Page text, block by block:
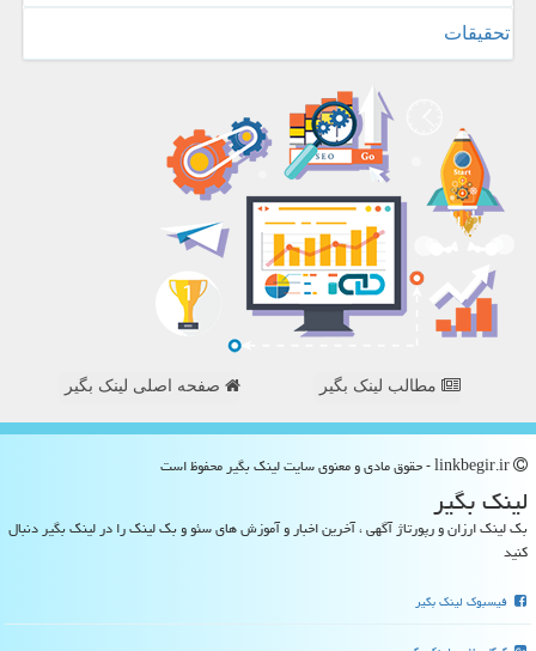
تحقیقات
مطالب لینک بگیر صفحه اصلی لینک بگیر
لینك بگیر
بک لینک ارزان و رپورتاژ آگهی ، آخرین اخبار و آموزش های سئو و بک لینک را در لینک بگیر دنبال
کنید
فیسبوک لینک بگیر